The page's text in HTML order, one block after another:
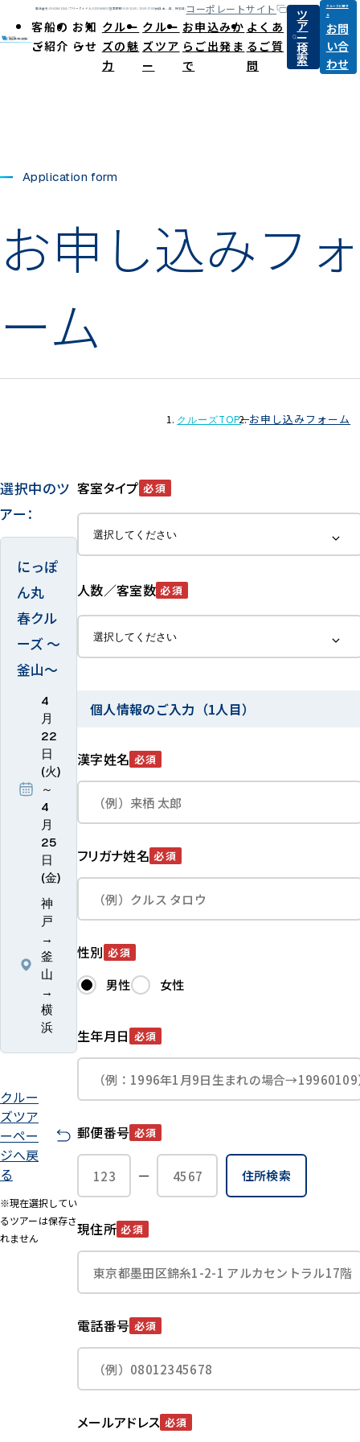
電話番号:03-6284-1264 / フリーダイヤル:0120-868031営業時間:9:30-12:00 / 13:00-17:00(休日:土、日、祝祭日) コーポレートサイト
客船の
ご紹介
お知
らせ
クルー
ズの魅
力
クルー
ズツア
ー
お申込みか
らご出発ま
で
よくあ
るご質
問
ツ
ア
ー
検
索
クルーズに関す
る
お問
い合
わせ
Application form
お申し込みフォ
ーム
クルーズTOP お申し込みフォーム
選択中のツ
アー：
にっぽ
ん丸
春クル
ーズ ～
釜山～
4
月
22
日
(火)
～
4
月
25
日
(金)
神
戸
→
釜
山
→
横
浜
クルー
ズツア
ーペー
ジへ戻
る
※現在選択してい
るツアーは保存さ
れません
客室タイプ 必須
人数／客室数 必須
個人情報のご入力（1人目）
漢字姓名 必須
フリガナ姓名 必須
性別 必須
男性 女性
生年月日 必須
郵便番号 必須
住所検索
現住所 必須
電話番号 必須
メールアドレス 必須